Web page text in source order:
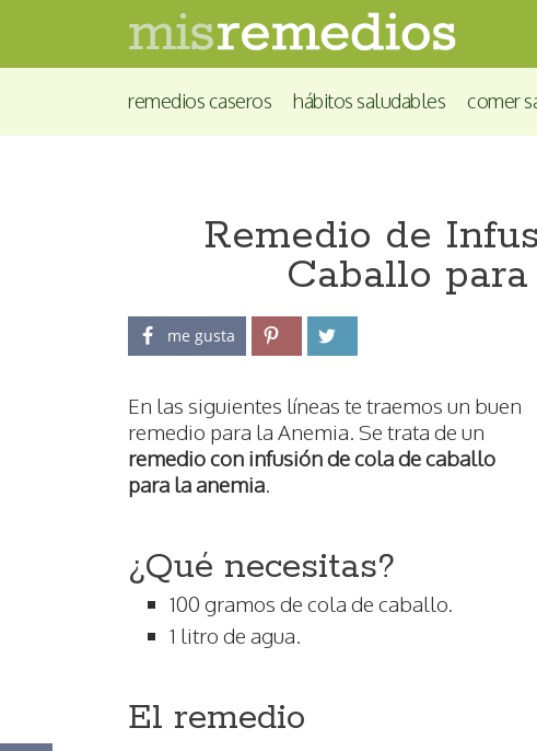
remedios caseros hábitos saludables comer
Remedio de
Caballo
me gusta
En las siguientes líneas te traemos un buen
remedio para la Anemia. Se trata de un
remedio con infusión de cola de caballo
para la anemia.
¿Qué necesitas?
100 gramos de cola de caballo.
1 litro de agua.
El remedio